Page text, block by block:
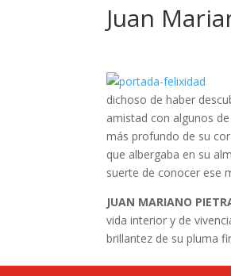
Juan
dichoso de haber
amistad con algunos
más profundo de su
que albergaba en su
suerte de conocer ese
JUAN MARIANO
vida interior y de
brillantez de su pluma